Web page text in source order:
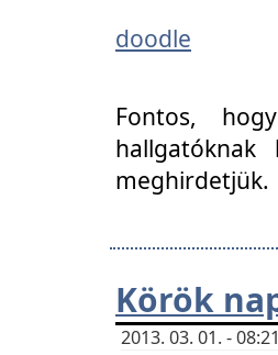
doodle
Fontos,
meghirdetjük.
Körök
2013. 03. 01. -